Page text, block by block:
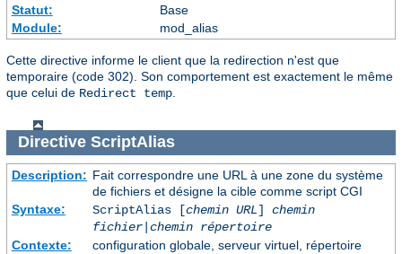
Statut:
Base
Module:
mod_alias
Cette directive informe le client que la redirection n'est que
temporaire (code 302). Son comportement est exactement le même
que celui de Redirect temp
Directive ScriptAlias
Description: Fait correspondre une URL à une zone du système
de fichiers et désigne la cible comme script CGI
Syntaxe:
ScriptAlias [chemin URL] chemin
fichier| chemin répertoire
Contexte:
configuration globale, serveur virtuel, répertoire